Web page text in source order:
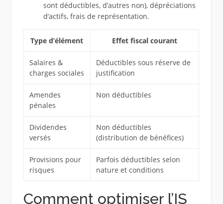
sont déductibles, d’autres non), dépréciations
d’actifs, frais de représentation.
Type d’élément Effet fiscal courant
Salaires &
charges sociales
Déductibles sous réserve de
justification
Amendes
pénales
Non déductibles
Dividendes
versés
Non déductibles
(distribution de bénéfices)
Provisions pour
risques
Parfois déductibles selon
nature et conditions
Comment optimiser l’IS